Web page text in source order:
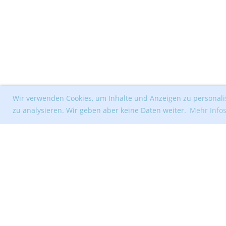
Wir verwenden Cookies, um Inhalte und Anzeigen zu
zu analysieren. Wir geben aber keine Daten weiter. Mehr Infos